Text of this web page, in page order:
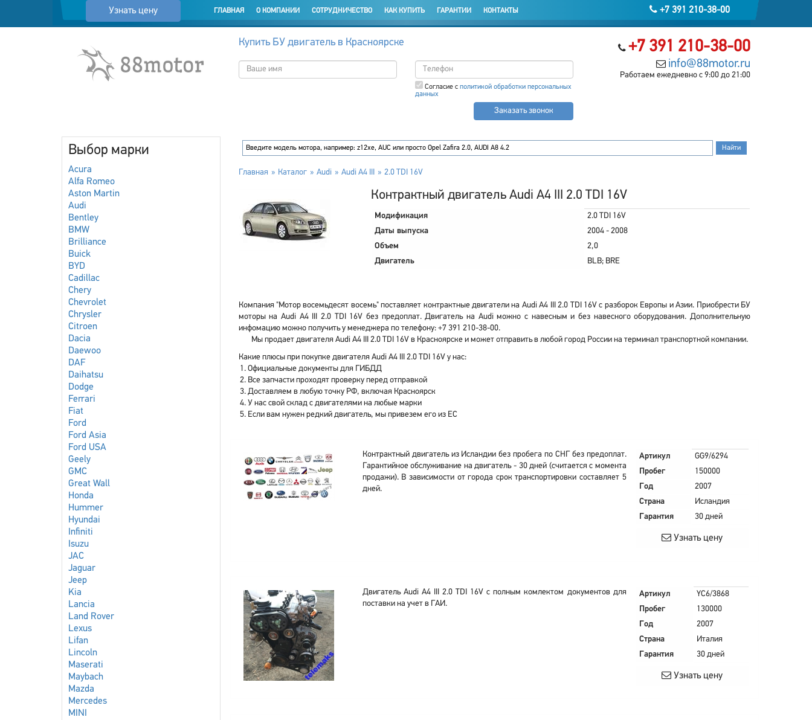
Узнать цену +7 391 210-38-00
ГЛАВНАЯ О КОМПАНИИ СОТРУДНИЧЕСТВО КАК КУПИТЬ ГАРАНТИИ КОНТАКТЫ
+7 391 210-38-00
info@88motor.ru
Работаем ежедневно с 9:00 до 21:00
Купить БУ двигатель в Красноярске
Согласие с политикой обработки персональных
данных
Заказать звонок
Выбор марки
Acura
Alfa Romeo
Aston Martin
Audi
Bentley
BMW
Brilliance
Buick
BYD
Cadillac
Chery
Chevrolet
Chrysler
Citroen
Dacia
Daewoo
DAF
Daihatsu
Dodge
Ferrari
Fiat
Ford
Ford Asia
Ford USA
Geely
GMC
Great Wall
Honda
Hummer
Hyundai
Infiniti
Isuzu
JAC
Jaguar
Jeep
Kia
Lancia
Land Rover
Lexus
Lifan
Lincoln
Maserati
Maybach
Mazda
Mercedes
MINI
Главная Каталог Audi Audi A4 III 2.0 TDI 16V
Контрактный двигатель Audi A4 III 2.0 TDI 16V
Модификация
2.0 TDI 16V
Даты выпуска
2004 - 2008
Объем
2,0
Двигатель
BLB; BRE
Компания "Мотор восемьдесят восемь" поставляет контрактные двигатели на Audi A4 III 2.0 TDI 16V с разборок Европы и Азии. Приобрести БУ
моторы на Audi A4 III 2.0 TDI 16V без предоплат. Двигатель на Audi можно с навесным и без навесного оборудования. Дополнительную
инфомацию можно получить у менеджера по телефону: +7 391 210-38-00.
Мы продает двигателя Audi A4 III 2.0 TDI 16V в Красноярске и может отправить в любой город России на терминал транспортной компании.
Какие плюсы при покупке двигателя Audi A4 III 2.0 TDI 16V у нас:
Официальные документы для ГИБДД
Все запчасти проходят проверку перед отправкой
Доставляем в любую точку РФ, включая Красноярск
У нас свой склад с двигателями на любые марки
Если вам нужен редкий двигатель, мы привезем его из ЕС
Контрактный двигатель из Исландии без пробега по СНГ без предоплат.
Гарантийное обслуживание на двигатель - 30 дней (считается с момента
продажи). В зависимости от города срок транспортировки составляет 5
дней.
Артикул
GG9/6294
Пробег
150000
Год
2007
Страна
Исландия
Гарантия
30 дней
Узнать цену
Двигатель Audi A4 III 2.0 TDI 16V с полным комлектом документов для
поставки на учет в ГАИ.
Артикул
YC6/3868
Пробег
130000
Год
2007
Страна
Италия
Гарантия
30 дней
Узнать цену